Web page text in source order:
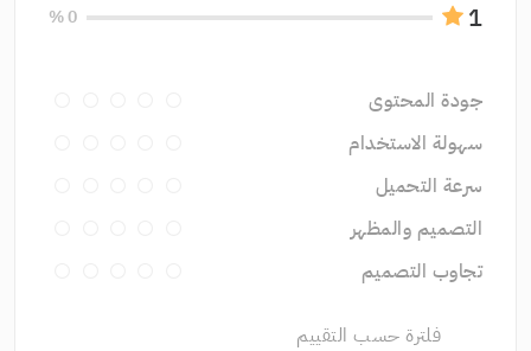
1
0 %
جودة المحتوى
سهولة الاستخدام
سرعة التحميل
التصميم والمظهر
تجاوب التصميم
فلترة حسب التقييم